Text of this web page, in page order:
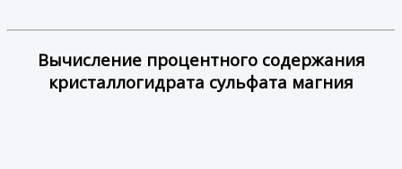
Вычисление процентного содержания
кристаллогидрата сульфата магния